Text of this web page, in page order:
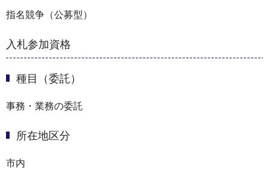
指名競争（公募型）
入札参加資格
種目（委託）
事務・業務の委託
所在地区分
市内